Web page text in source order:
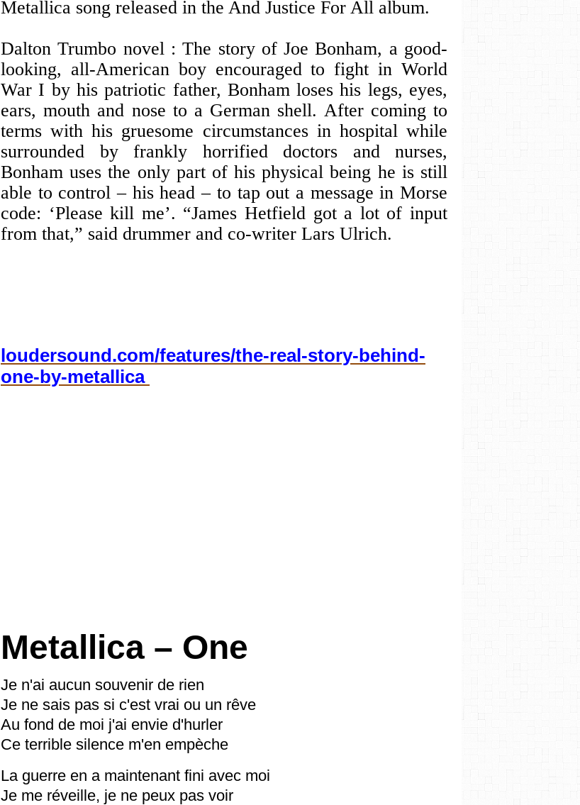
Metallica song released in the And Justice For All album.
Dalton Trumbo novel : The story of Joe Bonham, a good-
looking, all-American boy encouraged to fight in World
War I by his patriotic father, Bonham loses his legs, eyes,
ears, mouth and nose to a German shell. After coming to
terms with his gruesome circumstances in hospital while
surrounded by frankly horrified doctors and nurses,
Bonham uses the only part of his physical being he is still
able to control – his head – to tap out a message in Morse
code: ‘Please kill me’. “James Hetfield got a lot of input
from that,” said drummer and co-writer Lars Ulrich.
loudersound.com/features/the-real-story-behind-
one-by-metallica​​​​​
Metallica – One
Je n'ai aucun souvenir de rien
Je ne sais pas si c'est vrai ou un rêve
Au fond de moi j'ai envie d'hurler
Ce terrible silence m'en empèche
La guerre en a maintenant fini avec moi
Je me réveille, je ne peux pas voir